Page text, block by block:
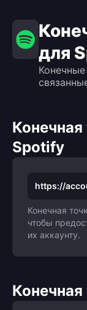
для
Конечная
Spotify
https://
Конечная
чтобы
их аккаунту.